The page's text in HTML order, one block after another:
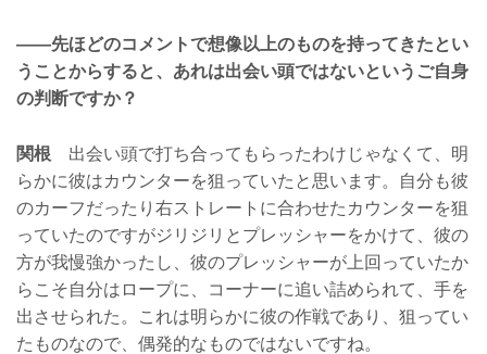
——先ほどのコメントで想像以上のものを持ってきたとい
うことからすると、あれは出会い頭ではないというご自身
の判断ですか？
関根 出会い頭で打ち合ってもらったわけじゃなくて、明
らかに彼はカウンターを狙っていたと思います。自分も彼
のカーフだったり右ストレートに合わせたカウンターを狙
っていたのですがジリジリとプレッシャーをかけて、彼の
方が我慢強かったし、彼のプレッシャーが上回っていたか
らこそ自分はロープに、コーナーに追い詰められて、手を
出させられた。これは明らかに彼の作戦であり、狙ってい
たものなので、偶発的なものではないですね。